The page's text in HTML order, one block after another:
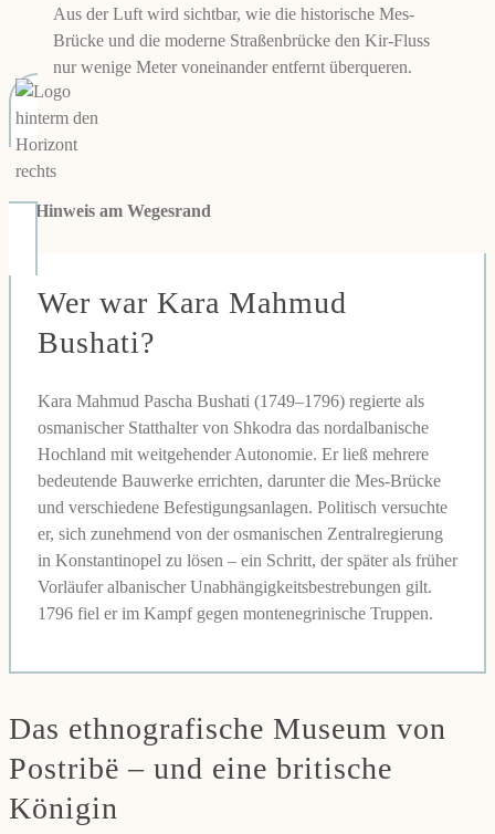
Aus der Luft wird sichtbar, wie die historische Mes-
Brücke und die moderne Straßenbrücke den Kir-Fluss
nur wenige Meter voneinander entfernt überqueren.
Hinweis am Wegesrand
Wer war Kara Mahmud
Bushati?
Kara Mahmud Pascha Bushati (1749–1796) regierte als
osmanischer Statthalter von Shkodra das nordalbanische
Hochland mit weitgehender Autonomie. Er ließ mehrere
bedeutende Bauwerke errichten, darunter die Mes-Brücke
und verschiedene Befestigungsanlagen. Politisch versuchte
er, sich zunehmend von der osmanischen Zentralregierung
in Konstantinopel zu lösen – ein Schritt, der später als früher
Vorläufer albanischer Unabhängigkeitsbestrebungen gilt.
1796 fiel er im Kampf gegen montenegrinische Truppen.
Das ethnografische Museum von
Postribë – und eine britische
Königin